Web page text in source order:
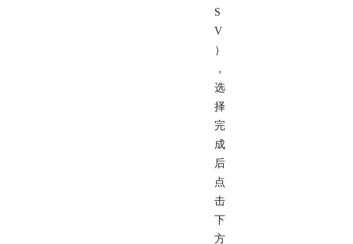
S
V
）
，
选
择
完
成
后
点
击
下
方